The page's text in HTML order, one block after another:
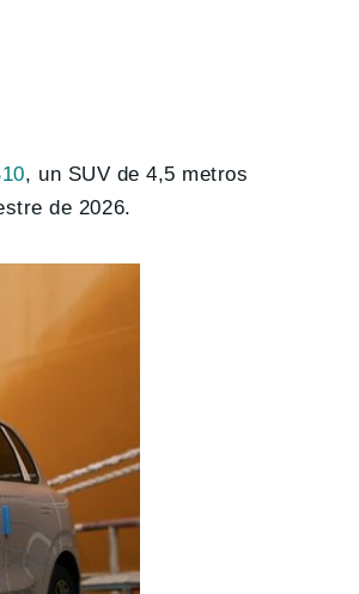
, un SUV de 4,5 metros
de 2026.